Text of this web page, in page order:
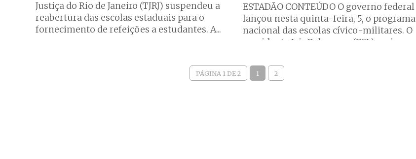
Justiça do Rio de Janeiro (TJRJ) suspendeu a
reabertura das escolas estaduais para o
fornecimento de refeições a estudantes. A...
ESTADÃO CONTEÚDO O governo federal
lançou nesta quinta-feira, 5, o programa
nacional das escolas cívico-militares. O
presidente Jair Bolsonaro (PSL) assinou
PÁGINA 1 DE 2 1 2